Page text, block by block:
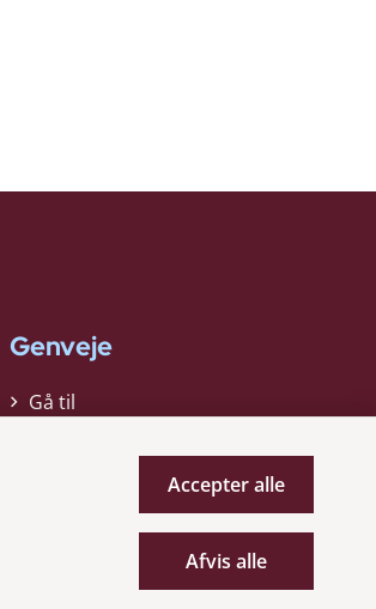
Genveje
Gå til
Accepter alle
Afvis alle